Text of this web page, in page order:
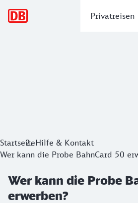
Privatreisen
StartseiteHilfe & Kontakt
Wer kann die Probe BahnCard 50
Wer kann die Probe
erwerben?